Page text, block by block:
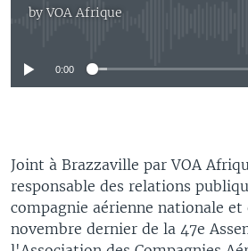
byVOA Afrique
No media source
0:00
Joint à Brazzaville par VOA
responsable des relations
compagnie aérienne nationale et
novembre dernier de la 47e